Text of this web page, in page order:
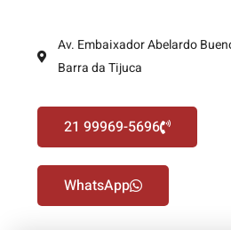
Av. Embaixador Abelardo
Barra da Tijuca
21 99969-5696
WhatsApp